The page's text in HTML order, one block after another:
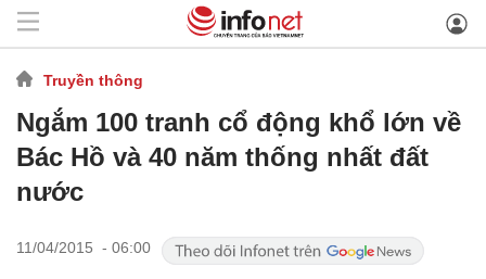
Truyền thông
Ngắm 100 tranh cổ động khổ lớn về
Bác Hồ và 40 năm thống nhất đất
nước
11/04/2015 - 06:00